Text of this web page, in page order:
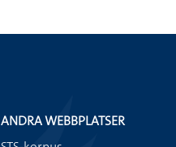
ANDRA WEBBPLATSER